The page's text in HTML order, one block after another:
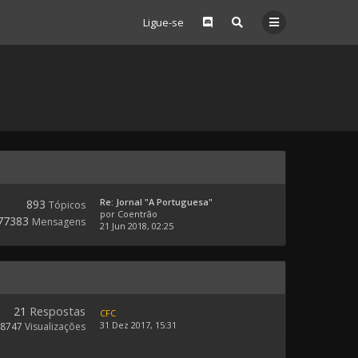
Ligue-se
893 Tópicos
Mensagens
Re: Jornal "A Portuguesa"
por Coentrão
21 Jun 2018, 02:25
21 Respostas
8747 Visualizações
CFC
31 Dez 2017, 15:31